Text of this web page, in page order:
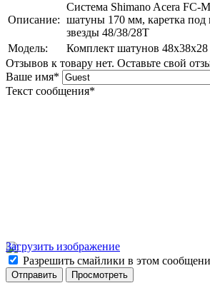
Описание:
Система Shimano Acera FC-
шатуны 170 мм, каретка под
звезды 48/38/28T
Модель:
Комплект шатунов
Отзывов к товару нет. Оставьте свой
Ваше имя*
Текст сообщения*
Загрузить изображение
Разрешить смайлики в этом